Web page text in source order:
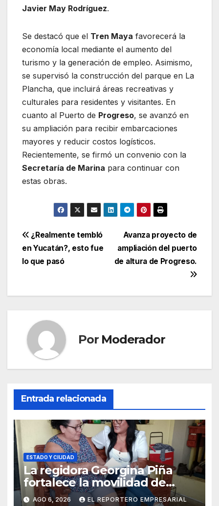
Javier May Rodríguez.
Se destacó que el Tren Maya favorecerá la
economía local mediante el aumento del
turismo y la generación de empleo. Asimismo,
se supervisó la construcción del parque en La
Plancha, que incluirá áreas recreativas y
culturales para residentes y visitantes. En
cuanto al Puerto de Progreso, se avanzó en
su ampliación para recibir embarcaciones
mayores y reducir costos logísticos.
Recientemente, se firmó un convenio con la
Secretaría de Marina para continuar con
estas obras.
Navegación
de
Avanza proyecto de
ampliación del puerto
de altura de Progreso.
¿Realmente tembló
en Yucatán?, esto fue
lo que pasó
Por Moderador
Entrada relacionada
ESTADO Y CIUDAD
La regidora Georgina Piña
fortalece la movilidad de
adultos mayores con la
AGO 6, 2026 EL REPORTERO EMPRESARIAL